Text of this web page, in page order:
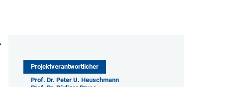
Projektverantwortlicher
Prof. Dr. Peter U. Heuschmann